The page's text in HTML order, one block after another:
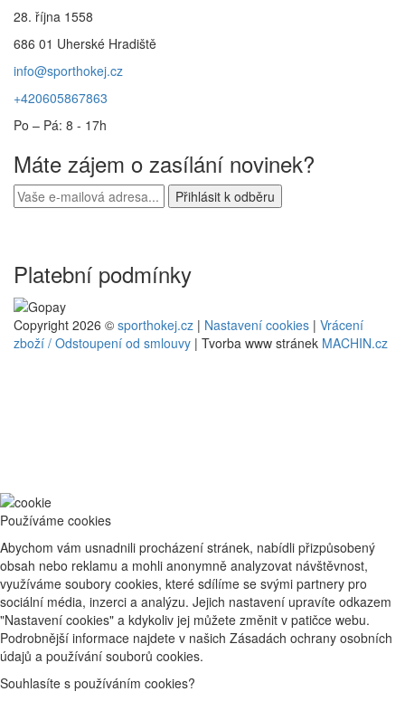
28. října 1558
686 01 Uherské Hradiště
info@sporthokej.cz
+420605867863
Po – Pá: 8 - 17h
Máte zájem o zasílání novinek?
Platební podmínky
Copyright 2026 © sporthokej.cz | Nastavení cookies | Vrácení
zboží / Odstoupení od smlouvy | Tvorba www stránek MACHIN.cz
Používáme cookies
Abychom vám usnadnili procházení stránek, nabídli přizpůsobený
obsah nebo reklamu a mohli anonymně analyzovat návštěvnost,
využíváme soubory cookies, které sdílíme se svými partnery pro
sociální média, inzerci a analýzu. Jejich nastavení upravíte odkazem
"Nastavení cookies" a kdykoliv jej můžete změnit v patičce webu.
Podrobnější informace najdete v našich Zásadách ochrany osobních
údajů a používání souborů cookies.
Souhlasíte s používáním cookies?